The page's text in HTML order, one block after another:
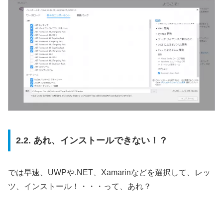
2.2. あれ、インストールできない！？
では早速、UWPや.NET、Xamarinなどを選択して、レッ
ツ、インストール！・・・って、あれ？